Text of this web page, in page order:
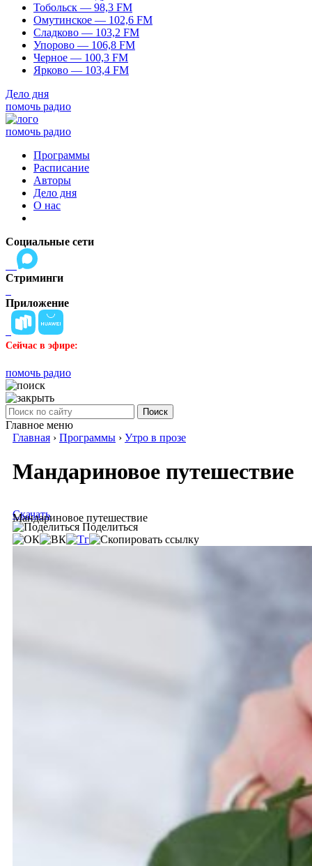
Тобольск — 98,3 FM
Омутинское — 102,6 FM
Сладково — 103,2 FM
Упорово — 106,8 FM
Черное — 100,3 FM
Ярково — 103,4 FM
Дело дня
помочь радио
помочь радио
Программы
Расписание
Авторы
Дело дня
О нас
Социальные сети
Стриминги
Приложение
Сейчас в эфире:
помочь радио
Поиск
Главное меню
Главная › Программы › Утро в прозе
Мандариновое путешествие
Мандариновое путешествие
Скачать
Поделиться